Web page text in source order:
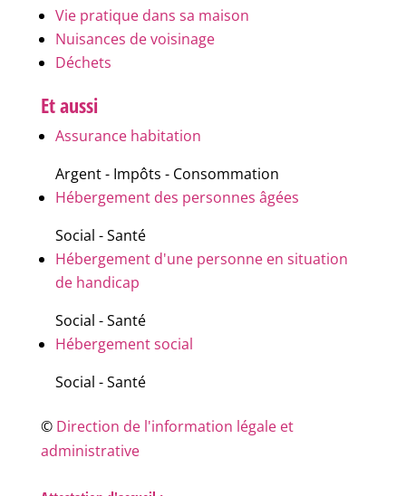
Vie pratique dans sa maison
Nuisances de voisinage
Déchets
Et aussi
Assurance habitation
Argent - Impôts - Consommation
Hébergement des personnes âgées
Social - Santé
Hébergement d'une personne en situation
de handicap
Social - Santé
Hébergement social
Social - Santé
© Direction de l'information légale et
administrative